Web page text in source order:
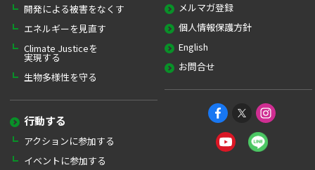
開発による被害をなくす
エネルギーを見直す
Climate Justiceを
実現する
生物多様性を守る
行動する
アクションに参加する
イベントに参加する
メルマガ登録
個人情報保護方針
English
お問合せ